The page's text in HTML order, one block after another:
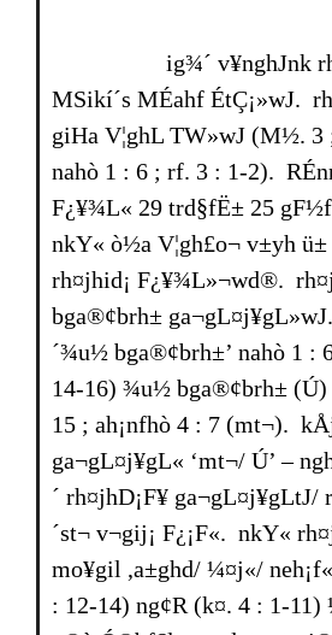
ig¾´ v¥nghJnk
MSikí´s MÉahf ÉtÇ¡»wJ.
giHa V¦ghL TW»wJ (M½. 3
nahò 1 : 6 ; rf. 3 : 1-2).
F¿¥¾L« 29 trd§fË± 25
nkY« ò½a V¦gh£o¬ v±yh
rh¤jhid¡ F¿¥¾L»¬wd®.
bga®¢brh±
´¾u½ bga®¢brh±’ nahò 1 :
14-16) ¾u½ bga®¢brh± (Ú)
15 ; ah¡nfhò 4 : 7 (mt¬).
ga¬gL¤j¥gL« ‘mt¬/ Ú’ –
´ rh¤jhD¡F¥
´st¬ v¬gij¡ F¿¡F«. nkY«
mo¥gil ,a±ghd/ ¼¤j«/
: 12-14) ng¢R (k¤. 4 : 1-